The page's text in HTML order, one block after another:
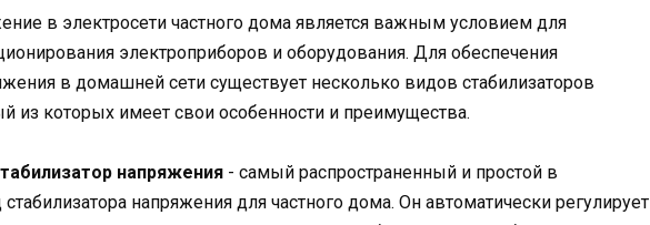
в электросети частного дома является важным условием для
электроприборов и оборудования. Для обеспечения
в домашней сети существует несколько видов стабилизаторов
из которых имеет свои особенности и преимущества.
напряжения - самый распространенный и простой в
напряжения для частного дома. Он автоматически регулирует